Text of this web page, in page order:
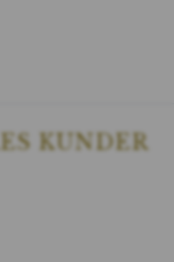
KUNDER